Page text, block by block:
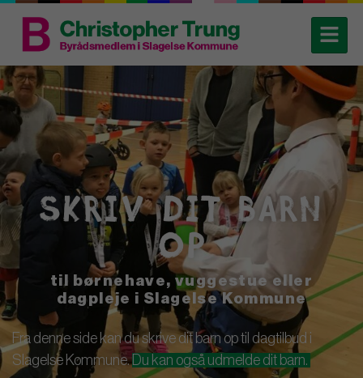
SKRIV DIT BARN
OP
til børnehave, vuggestue eller
dagpleje i Slagelse Kommune
Fra denne side kan du skrive dit barn op til dagtilbud i
Slagelse Kommune. Du kan også udmelde dit barn.